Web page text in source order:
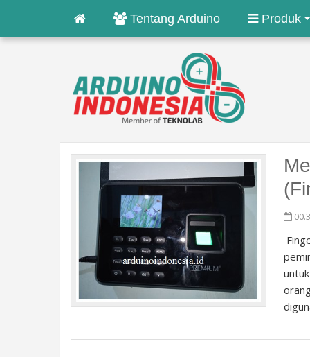
Tentang Arduino Produk